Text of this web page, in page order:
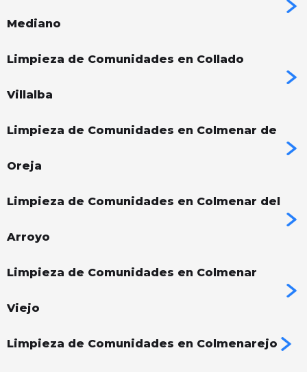
Mediano
Limpieza de Comunidades en Collado
Villalba
Limpieza de Comunidades en Colmenar de
Oreja
Limpieza de Comunidades en Colmenar del
Arroyo
Limpieza de Comunidades en Colmenar
Viejo
Limpieza de Comunidades en Colmenarejo